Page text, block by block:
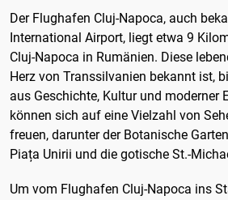
Der Flughafen Cluj-Napoca, auch
International Airport, liegt etwa 9
Cluj-Napoca in Rumänien. Diese
Herz von Transsilvanien bekannt ist,
aus Geschichte, Kultur und moderner
können sich auf eine Vielzahl von
freuen, darunter der Botanische
Piața Unirii und die gotische St.-
Um vom Flughafen Cluj-Napoca ins